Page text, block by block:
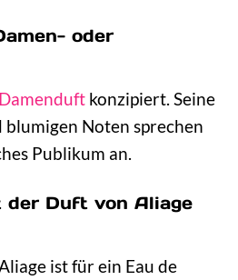
oder
Damenduft konzipiert. Seine
Noten sprechen
Publikum an.
der Duft von Aliage
ist für ein Eau de